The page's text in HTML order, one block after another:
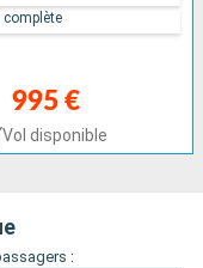
995 €
Vol disponible
complète
: